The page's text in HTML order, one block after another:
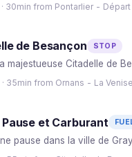
· 30min from Pontarlier - Départ
de Besançon STOP
majestueuse Citadelle de
· 35min from Ornans - La
Pause et Carburant
pause dans la ville de